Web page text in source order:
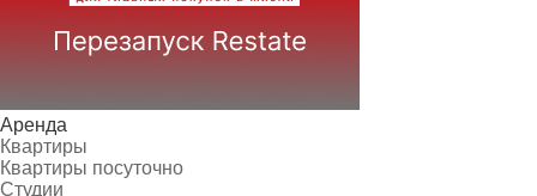
Аренда
Квартиры
Квартиры посуточно
Студии